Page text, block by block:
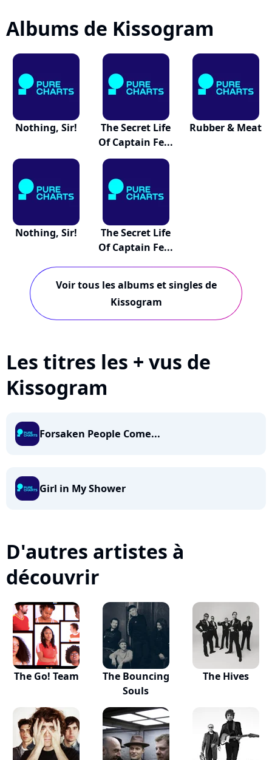
Albums de Kissogram
Nothing, Sir!
The Secret Life
Of Captain Fe...
Rubber & Meat
Nothing, Sir!
The Secret Life
Of Captain Fe...
Voir tous les albums et singles de
Kissogram
Les titres les + vus de
Kissogram
Forsaken People Come...
Girl in My Shower
D'autres artistes à
découvrir
The Go! Team
The Bouncing
Souls
The Hives